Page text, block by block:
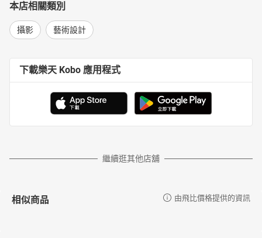
本店相關類別
攝影 藝術設計
下載樂天 Kobo 應用程式
繼續逛其他店舖
相似商品 由飛比價格提供的資訊